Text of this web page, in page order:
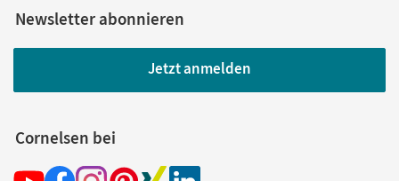
Newsletter abonnieren
Jetzt anmelden
Cornelsen bei